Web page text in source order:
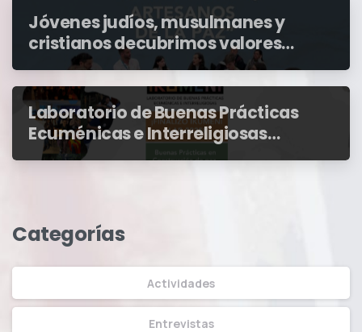
Jóvenes judíos, musulmanes y
cristianos decubrimos valores
en común: la hospitalidad, la
empatía, la paz y la cooperación
Laboratorio de Buenas Prácticas
Ecuménicas e Interreligiosas
2025: jóvenes de América Latina
Categorías
Actividades
Entrevistas